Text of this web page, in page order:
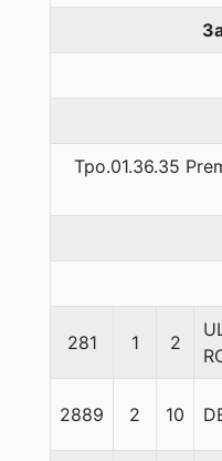
Tpo.01.36.35
281 1 2
2889 2 10